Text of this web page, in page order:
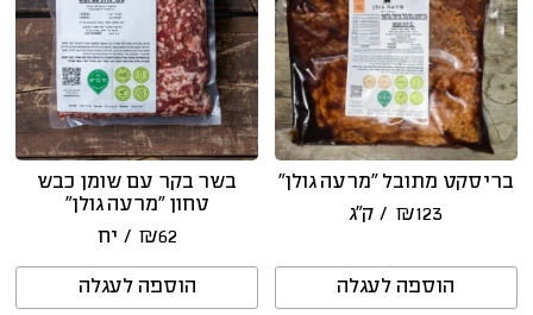
בריסקט מתובל ״מרעה גולן״
₪123 / ק״ג
הוספה לעגלה
בשר בקר עם שומן כבש
טחון “מרעה גולן”
₪62 / יח
הוספה לעגלה